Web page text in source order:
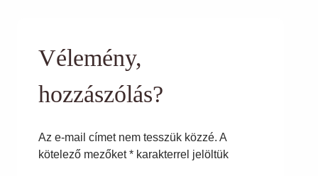
Vélemény,
hozzászólás?
Az e-mail címet nem tesszük közzé. A
kötelező mezőket* karakterrel jelöltük